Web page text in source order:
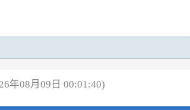
年08月09日 00:01:40)